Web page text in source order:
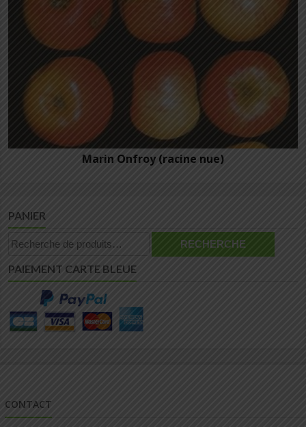
Marin Onfroy (racine nue)
PANIER
Recherche
RECHERCHE
PAIEMENT CARTE BLEUE
CONTACT